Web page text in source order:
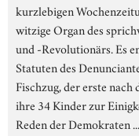
kurzlebigen
witzige Organ des
und -Revolutionärs. Es
Statuten des
Fischzug, der erste
ihre 34 Kinder zur
Reden der Demokraten